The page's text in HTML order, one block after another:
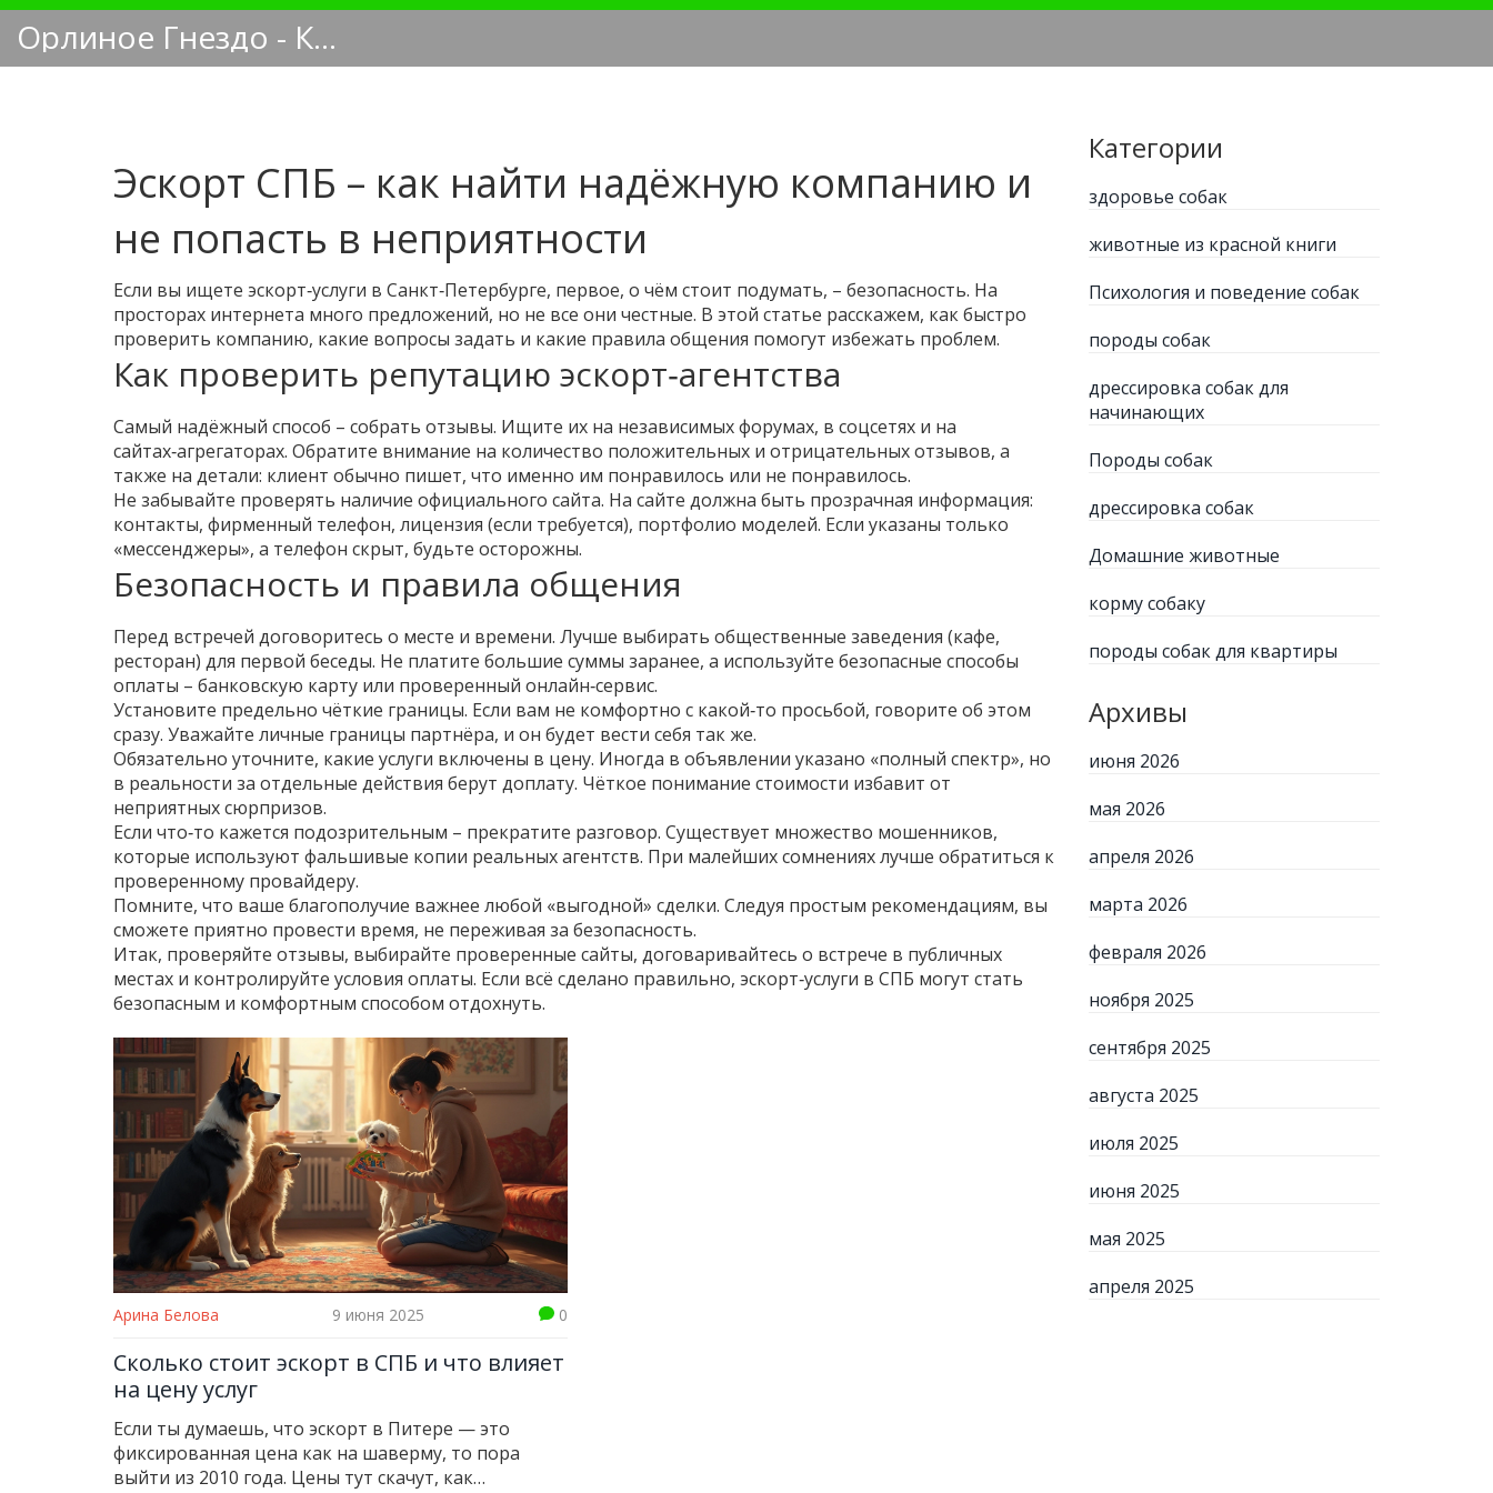
Орлиное Гнездо - Кинологический блог
Эскорт СПБ – как найти надёжную компанию и
не попасть в неприятности
Если вы ищете эскорт‑услуги в Санкт‑Петербурге, первое, о чём стоит подумать, – безопасность. На
просторах интернета много предложений, но не все они честные. В этой статье расскажем, как быстро
проверить компанию, какие вопросы задать и какие правила общения помогут избежать проблем.
Как проверить репутацию эскорт‑агентства
Самый надёжный способ – собрать отзывы. Ищите их на независимых форумах, в соцсетях и на
сайтах‑агрегаторах. Обратите внимание на количество положительных и отрицательных отзывов, а
также на детали: клиент обычно пишет, что именно им понравилось или не понравилось.
Не забывайте проверять наличие официального сайта. На сайте должна быть прозрачная информация:
контакты, фирменный телефон, лицензия (если требуется), портфолио моделей. Если указаны только
«мессенджеры», а телефон скрыт, будьте осторожны.
Безопасность и правила общения
Перед встречей договоритесь о месте и времени. Лучше выбирать общественные заведения (кафе,
ресторан) для первой беседы. Не платите большие суммы заранее, а используйте безопасные способы
оплаты – банковскую карту или проверенный онлайн‑сервис.
Установите предельно чёткие границы. Если вам не комфортно с какой‑то просьбой, говорите об этом
сразу. Уважайте личные границы партнёра, и он будет вести себя так же.
Обязательно уточните, какие услуги включены в цену. Иногда в объявлении указано «полный спектр», но
в реальности за отдельные действия берут доплату. Чёткое понимание стоимости избавит от
неприятных сюрпризов.
Если что‑то кажется подозрительным – прекратите разговор. Существует множество мошенников,
которые используют фальшивые копии реальных агентств. При малейших сомнениях лучше обратиться к
проверенному провайдеру.
Помните, что ваше благополучие важнее любой «выгодной» сделки. Следуя простым рекомендациям, вы
сможете приятно провести время, не переживая за безопасность.
Итак, проверяйте отзывы, выбирайте проверенные сайты, договаривайтесь о встрече в публичных
местах и контролируйте условия оплаты. Если всё сделано правильно, эскорт‑услуги в СПБ могут стать
безопасным и комфортным способом отдохнуть.
Арина Белова 9 июня 2025 0
Сколько стоит эскорт в СПБ и что влияет
на цену услуг
Если ты думаешь, что эскорт в Питере — это
фиксированная цена как на шаверму, то пора
выйти из 2010 года. Цены тут скачут, как
Категории
здоровье собак
животные из красной книги
Психология и поведение собак
породы собак
дрессировка собак для
начинающих
Породы собак
дрессировка собак
Домашние животные
корму собаку
породы собак для квартиры
Архивы
июня 2026
мая 2026
апреля 2026
марта 2026
февраля 2026
ноября 2025
сентября 2025
августа 2025
июля 2025
июня 2025
мая 2025
апреля 2025